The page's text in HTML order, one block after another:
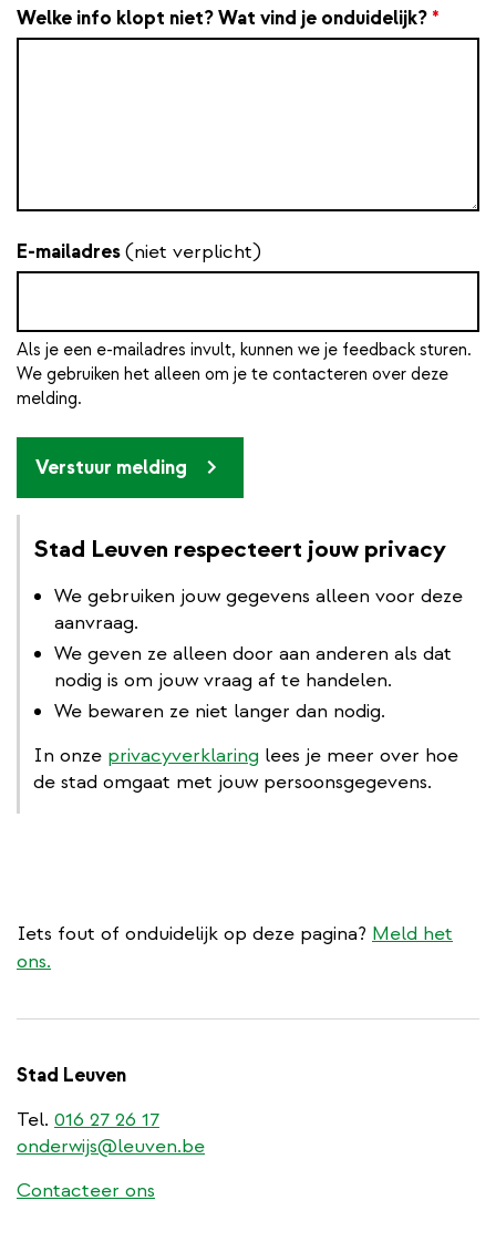
Welke info klopt niet? Wat vind je onduidelijk? *
E-mailadres(niet verplicht)
Als je een e-mailadres invult, kunnen we je feedback sturen.
We gebruiken het alleen om je te contacteren over deze
melding.
Verstuur melding
Stad Leuven respecteert jouw privacy
We gebruiken jouw gegevens alleen voor deze
aanvraag.
We geven ze alleen door aan anderen als dat
nodig is om jouw vraag af te handelen.
We bewaren ze niet langer dan nodig.
In onze privacyverklaring lees je meer over hoe
de stad omgaat met jouw persoonsgegevens.
Iets fout of onduidelijk op deze pagina? Meld het
ons.
Stad Leuven
Tel. 016 27 26 17
onderwijs@leuven.be
Contacteer ons